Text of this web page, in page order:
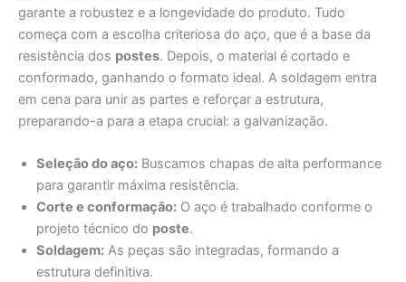
garante a robustez e a longevidade do produto. Tudo
começa com a escolha criteriosa do aço, que é a base da
resistência dos postes. Depois, o material é cortado e
conformado, ganhando o formato ideal. A soldagem entra
em cena para unir as partes e reforçar a estrutura,
preparando-a para a etapa crucial: a galvanização.
Seleção do aço: Buscamos chapas de alta performance
para garantir máxima resistência.
Corte e conformação: O aço é trabalhado conforme o
projeto técnico do poste.
Soldagem: As peças são integradas, formando a
estrutura definitiva.